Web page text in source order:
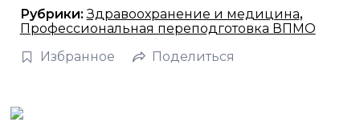
Рубрики:Здравоохранение и медицина,
Профессиональная переподготовка ВПМО
Избранное
Поделиться